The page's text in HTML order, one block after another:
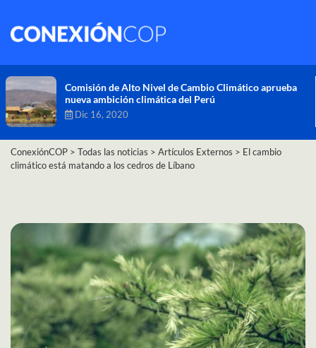
Comisión de Alto Nivel de Cambio Climático aprueba
nueva ambición climática del Perú
Dic 16, 2020
ConexiónCOP > Todas las noticias > Artículos Externos > El cambio
climático está matando a los cedros de Líbano